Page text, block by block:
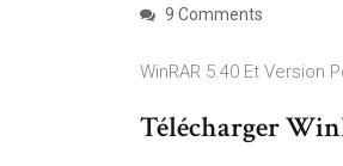
9 Comments
WinRAR 5.40 Et Version
Télécharger